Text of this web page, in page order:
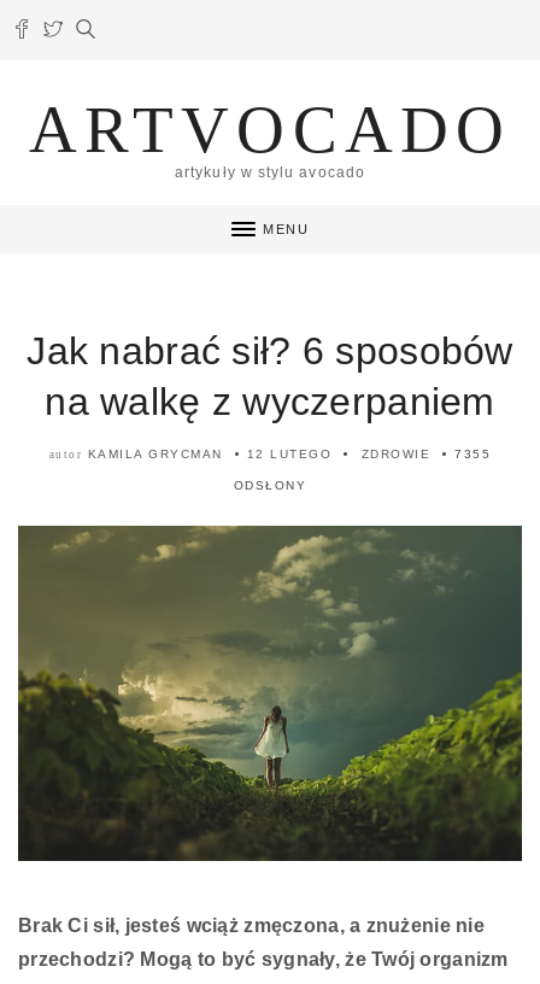
ARTVOCADO
artykuły w stylu avocado
MENU
Jak nabrać sił? 6 sposobów
na walkę z wyczerpaniem
autor KAMILA GRYCMAN 12 LUTEGO ZDROWIE 7355
ODSŁONY
Brak Ci sił, jesteś wciąż zmęczona, a znużenie nie
przechodzi? Mogą to być sygnały, że Twój organizm